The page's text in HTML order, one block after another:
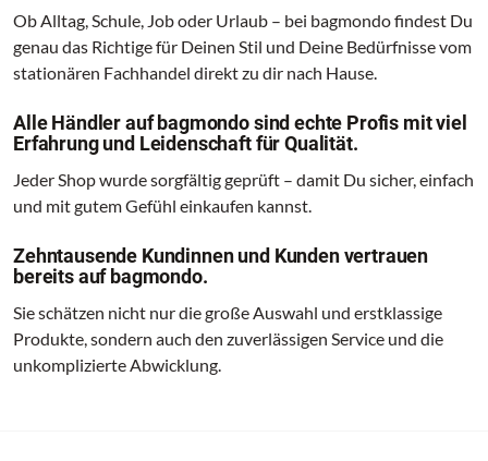
Ob Alltag, Schule, Job oder Urlaub – bei bagmondo findest Du
genau das Richtige für Deinen Stil und Deine Bedürfnisse vom
stationären Fachhandel direkt zu dir nach Hause.
Alle Händler auf bagmondo sind echte Profis mit viel
Erfahrung und Leidenschaft für Qualität.
Jeder Shop wurde sorgfältig geprüft – damit Du sicher, einfach
und mit gutem Gefühl einkaufen kannst.
Zehntausende Kundinnen und Kunden vertrauen
bereits auf bagmondo.
Sie schätzen nicht nur die große Auswahl und erstklassige
Produkte, sondern auch den zuverlässigen Service und die
unkomplizierte Abwicklung.